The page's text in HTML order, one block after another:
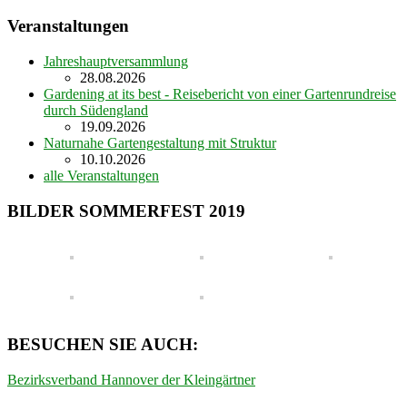
Veranstaltungen
Jahreshauptversammlung
28.08.2026
Gardening at its best - Reisebericht von einer Gartenrundreise
durch Südengland
19.09.2026
Naturnahe Gartengestaltung mit Struktur
10.10.2026
alle Veranstaltungen
BILDER SOMMERFEST 2019
BESUCHEN SIE AUCH:
Bezirksverband Hannover der Kleingärtner